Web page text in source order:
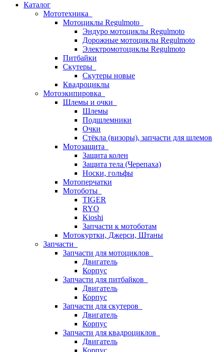
Каталог
Мототехника
Мотоциклы Regulmoto
Эндуро мотоциклы Regulmoto
Дорожные мотоциклы Regulmoto
Электромотоциклы Regulmoto
Питбайки
Скутеры
Скутеры новые
Квадроциклы
Мотоэкипировка
Шлемы и очки
Шлемы
Подшлемники
Очки
Стёкла (визоры), запчасти для шлемов
Мотозащита
Защита колен
Защита тела (Черепаха)
Носки, гольфы
Мотоперчатки
Мотоботы
TIGER
RYO
Kioshi
Запчасти к мотоботам
Мотокуртки, Джерси, Штаны
Запчасти
Запчасти для мотоциклов
Двигатель
Корпус
Запчасти для питбайков
Двигатель
Корпус
Запчасти для скутеров
Двигатель
Корпус
Запчасти для квадроциклов
Двигатель
Корпус